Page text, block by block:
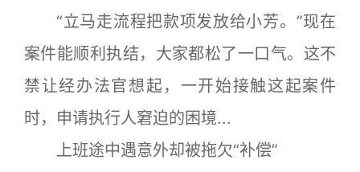
“立马走流程把款项发放给小芳。”现在
案件能顺利执结，大家都松了一口气。这不
禁让经办法官想起，一开始接触这起案件
时，申请执行人窘迫的困境...
上班途中遇意外却被拖欠“补偿”